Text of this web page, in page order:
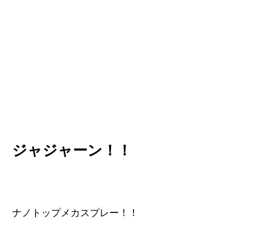
ジャジャーン！！
ナノトップメカスプレー！！